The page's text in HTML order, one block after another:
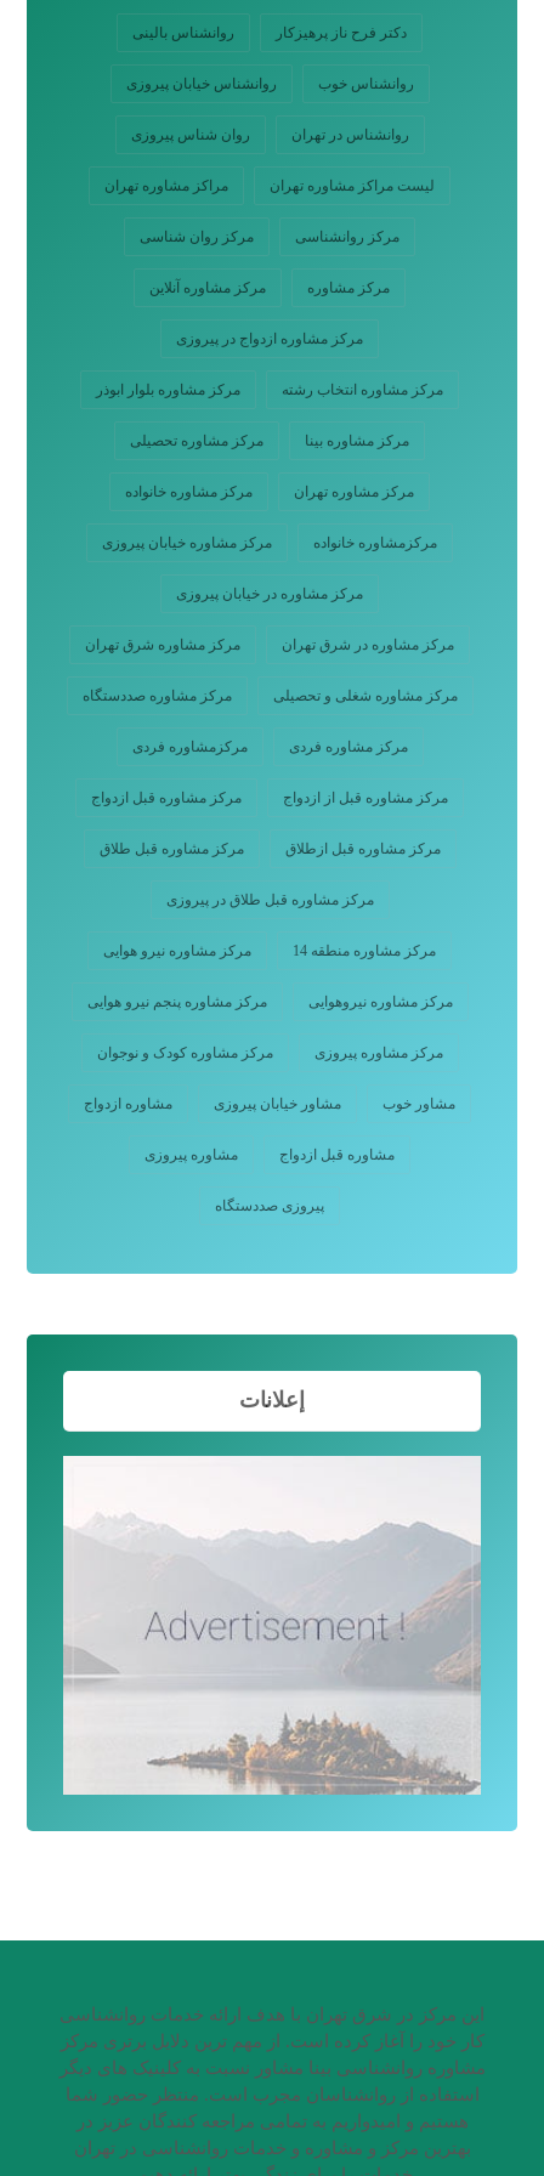
دکتر فرح ناز پرهیزکار روانشناس بالینی
روانشناس خوب روانشناس خیابان پیروزی
روانشناس در تهران روان شناس پیروزی
لیست مراکز مشاوره تهران مراکز مشاوره تهران
مرکز روانشناسی مرکز روان شناسی
مرکز مشاوره مرکز مشاوره آنلاین
مرکز مشاوره ازدواج در پیروزی
مرکز مشاوره انتخاب رشته مرکز مشاوره بلوار ابوذر
مرکز مشاوره بینا مرکز مشاوره تحصیلی
مرکز مشاوره تهران مرکز مشاوره خانواده
مرکزمشاوره خانواده مرکز مشاوره خیابان پیروزی
مرکز مشاوره در خیابان پیروزی
مرکز مشاوره در شرق تهران مرکز مشاوره شرق تهران
مرکز مشاوره شغلی و تحصیلی مرکز مشاوره صددستگاه
مرکز مشاوره فردی مرکزمشاوره فردی
مرکز مشاوره قبل از ازدواج مرکز مشاوره قبل ازدواج
مرکز مشاوره قبل ازطلاق مرکز مشاوره قبل طلاق
مرکز مشاوره قبل طلاق در پیروزی
مرکز مشاوره منطقه 14 مرکز مشاوره نیرو هوایی
مرکز مشاوره نیروهوایی مرکز مشاوره پنجم نیرو هوایی
مرکز مشاوره پیروزی مرکز مشاوره کودک و نوجوان
مشاور خوب مشاور خیابان پیروزی مشاوره ازدواج
مشاوره قبل ازدواج مشاوره پیروزی
پیروزی صددستگاه
إعلانات
این مرکز در شرق تهران با هدف ارائه خدمات روانشناسی
کار خود را آغاز کرده است. از مهم ترین دلایل برتری مرکز
مشاوره روانشناسی بینا مشاور نسبت به کلینیک های دیگر
استفاده از روانشناسان مجرب است. منتظر حضور شما
هستیم و امیدواریم به تمامی مراجعه کنندگان عزیز در
بهترین مرکز و مشاوره و خدمات روانشناسی در تهران